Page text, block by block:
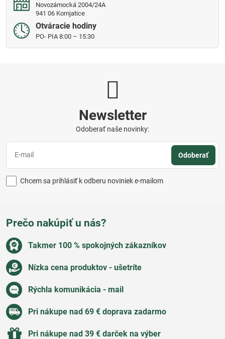
Novozámocká 2004/24A
941 06 Komjatice
Otváracie hodiny
PO- PIA 8:00 – 15:30
Newsletter
Odoberať naše novinky:
Odoberať
Chcem sa prihlásiť k odberu noviniek e-mailom
Prečo nakúpiť u nás?
Takmer 100 % spokojných zákazníkov
Nízka cena produktov - ušetríte
Rýchla komunikácia - mail
Pri nákupe nad 69 € doprava zadarmo
Pri nákupe nad 39 € darček na výber